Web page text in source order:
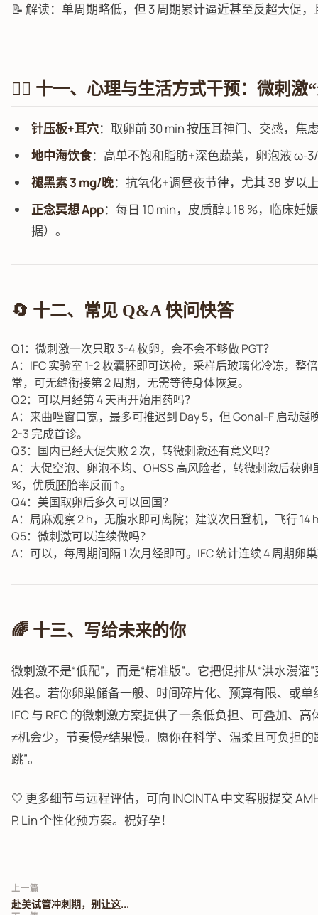
📝 解读：单周期略低，但 3 周期累计逼近甚至反超大促，
🧘‍♀️ 十一、心理与生活方式干预：微刺激
针压板+耳穴：取卵前 30 min 按压耳神门、交感，焦
地中海饮食：高单不饱和脂肪+深色蔬菜，卵泡液 ω-
褪黑素 3 mg/晚：抗氧化+调昼夜节律，尤其 38 岁以
正念冥想 App：每日 10 min，皮质醇↓18 %，临床妊
据）。
🔄 十二、常见 Q&A 快问快答
Q1：微刺激一次只取 3-4 枚卵，会不会不够做 PGT？
A：IFC 实验室 1-2 枚囊胚即可送检，采样后玻璃化冷冻，整
常，可无缝衔接第 2 周期，无需等待身体恢复。
Q2：可以月经第 4 天再开始用药吗？
A：来曲唑窗口宽，最多可推迟到 Day 5，但 Gonal-F 启动越
2-3 完成首诊。
Q3：国内已经大促失败 2 次，转微刺激还有意义吗？
A：大促空泡、卵泡不均、OHSS 高风险者，转微刺激后获卵
%，优质胚胎率反而↑。
Q4：美国取卵后多久可以回国？
A：局麻观察 2 h，无腹水即可离院；建议次日登机，飞行 14
Q5：微刺激可以连续做吗？
A：可以，每周期间隔 1 次月经即可。IFC 统计连续 4 周期卵
🌈 十三、写给未来的你
微刺激不是“低配”，而是“精准版”。它把促排从“洪水漫灌
姓名。若你卵巢储备一般、时间碎片化、预算有限、或
IFC 与 RFC 的微刺激方案提供了一条低负担、可叠加、
≠机会少，节奏慢≠结果慢。愿你在科学、温柔且可负担的
跳”。
🤍 更多细节与远程评估，可向 INCINTA 中文客服提交
P. Lin 个性化预方案。祝好孕！
上一篇
赴美试管冲刺期，别让这...